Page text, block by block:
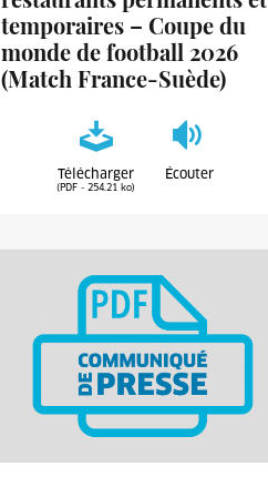
temporaires – Coupe du
monde de football 2026
(Match France-Suède)
Télécharger
(PDF - 254.21 ko)
Écouter